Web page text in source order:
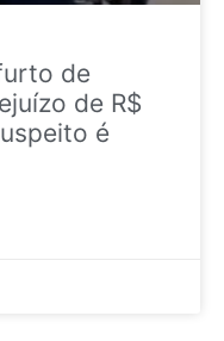
de
de R$
é